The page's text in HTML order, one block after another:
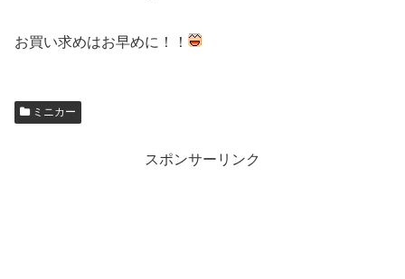
お買い求めはお早めに！！
ミニカー
スポンサーリンク